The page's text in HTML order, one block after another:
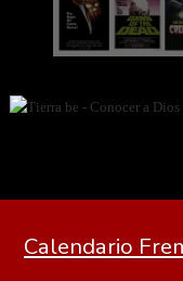
Calendario